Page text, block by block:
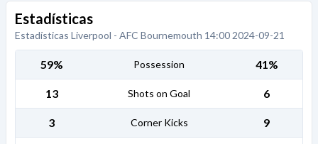
Estadísticas
Estadísticas Liverpool - AFC Bournemouth 14:00 2024-09-21
59% Possession 41%
13 Shots on Goal 6
3 Corner Kicks 9